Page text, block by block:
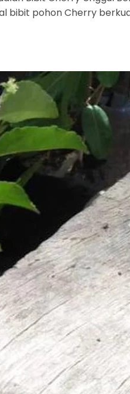
bibit pohon Cherry